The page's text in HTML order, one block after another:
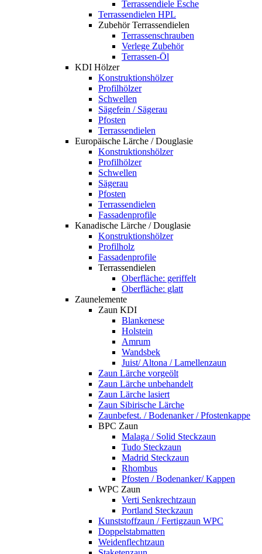
Terrassendiele Esche
Terrassendielen HPL
Zubehör Terrassendielen
Terrassenschrauben
Verlege Zubehör
Terrassen-Öl
KDI Hölzer
Konstruktionshölzer
Profilhölzer
Schwellen
Sägefein / Sägerau
Pfosten
Terrassendielen
Europäische Lärche / Douglasie
Konstruktionshölzer
Profilhölzer
Schwellen
Sägerau
Pfosten
Terrassendielen
Fassadenprofile
Kanadische Lärche / Douglasie
Konstruktionshölzer
Profilholz
Fassadenprofile
Terrassendielen
Oberfläche: geriffelt
Oberfläche: glatt
Zaunelemente
Zaun KDI
Blankenese
Holstein
Amrum
Wandsbek
Juist/ Altona / Lamellenzaun
Zaun Lärche vorgeölt
Zaun Lärche unbehandelt
Zaun Lärche lasiert
Zaun Sibirische Lärche
Zaunbefest. / Bodenanker / Pfostenkappe
BPC Zaun
Malaga / Solid Steckzaun
Tudo Steckzaun
Madrid Steckzaun
Rhombus
Pfosten / Bodenanker/ Kappen
WPC Zaun
Verti Senkrechtzaun
Portland Steckzaun
Kunststoffzaun / Fertigzaun WPC
Doppelstabmatten
Weidenflechtzaun